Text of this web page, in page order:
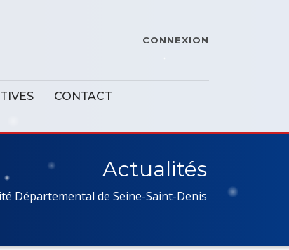
CONNEXION
CONTACT
Actualités
Départemental de Seine-Saint-Denis